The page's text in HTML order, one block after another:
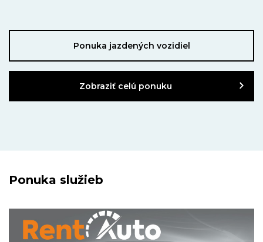
Zobraziť celú ponuku
Ponuka jazdených vozidiel
Ponuka služieb